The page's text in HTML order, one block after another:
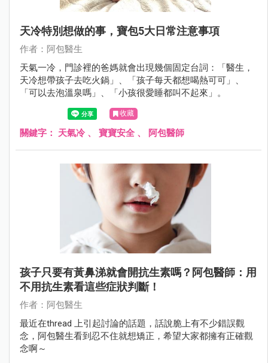
天冷特別想做的事，寶包5大日常注意事項
作者：阿包醫生
天氣一冷，門診裡的爸媽就會出現幾個固定台詞：「醫生，
天冷想帶孩子去吃火鍋」、「孩子每天都想喝熱可可」、
「可以去泡溫泉嗎」、「小孩很愛睡都叫不起來」。
收藏
關鍵字： 天氣冷 、 寶寶安全 、 阿包醫師
孩子只要有黃鼻涕就會開抗生素嗎？阿包醫師：用
不用抗生素看這些症狀判斷！
作者：阿包醫生
最近在thread 上引起討論的話題，話說脆上有不少錯誤觀
念，阿包醫生看到忍不住就想矯正，希望大家都擁有正確觀
念啊～